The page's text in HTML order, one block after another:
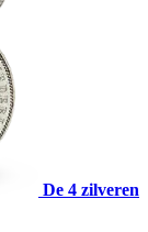
De 4 zilveren